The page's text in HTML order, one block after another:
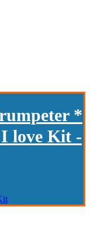
*
love Kit -